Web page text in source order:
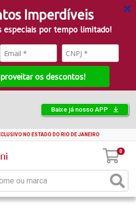
Imperdíveis
especiais por tempo limitado!
os descontos!
Baixe já nosso APP
NO ESTADO DO RIO DE JANEIRO
0